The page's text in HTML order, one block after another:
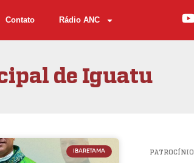
Contato Rádio ANC
de Iguatu
IBARETAMA PATROCÍNIO